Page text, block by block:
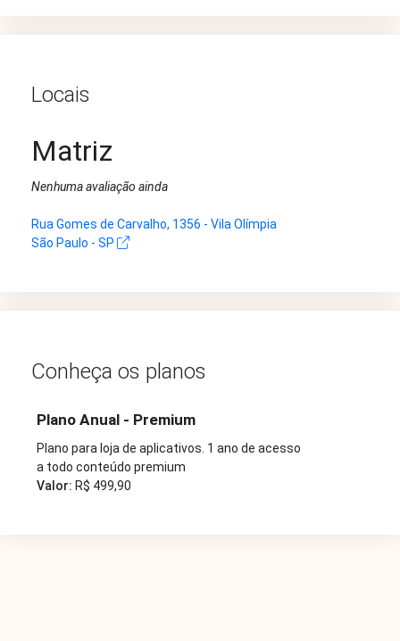
Locais
Matriz
Nenhuma avaliação ainda
Rua Gomes de Carvalho, 1356 - Vila Olímpia
São Paulo - SP
Conheça os planos
Plano Anual - Premium
Plano para loja de aplicativos. 1 ano de acesso
a todo conteúdo premium
Valor: R$ 499,90